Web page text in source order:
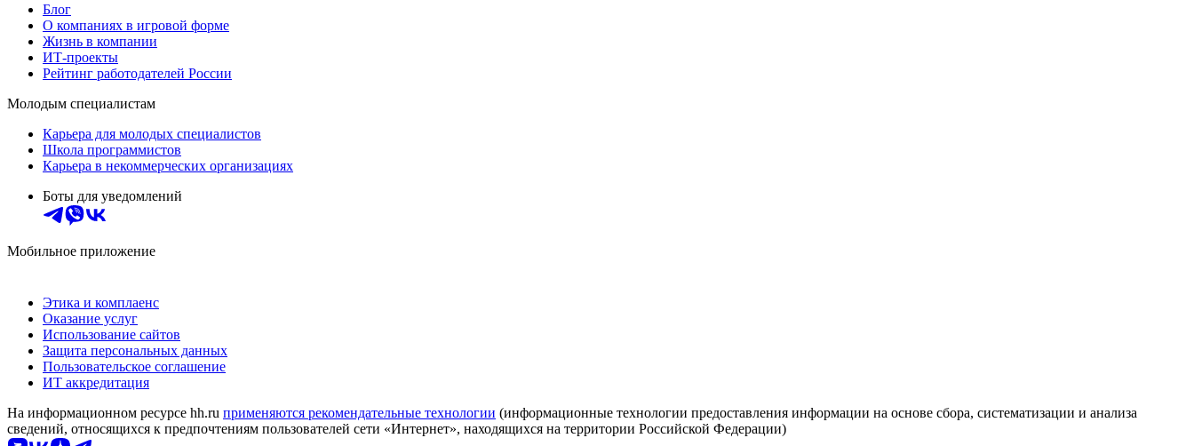
Блог
О компаниях в игровой форме
Жизнь в компании
ИТ-проекты
Рейтинг работодателей России
Молодым специалистам
Карьера для молодых специалистов
Школа программистов
Карьера в некоммерческих организациях
Боты для уведомлений
Мобильное приложение
Этика и комплаенс
Оказание услуг
Использование сайтов
Защита персональных данных
Пользовательское соглашение
ИТ аккредитация
На информационном ресурсе hh.ru применяются рекомендательные технологии (информационные технологии предоставления информации на основе сбора, систематизации и анализа
сведений, относящихся к предпочтениям пользователей сети «Интернет», находящихся на территории Российской Федерации)